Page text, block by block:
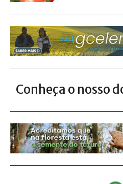
Conheça o nosso